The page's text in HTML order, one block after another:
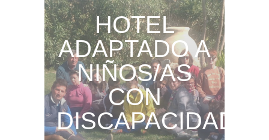
HOTEL
ADAPTADO A
NIÑOS/AS
CON
DISCAPACIDAD